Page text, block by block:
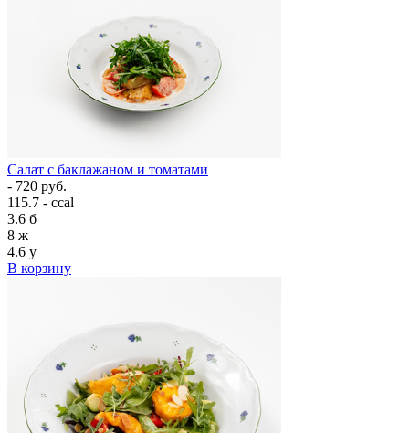
Салат с баклажаном и томатами
- 720 руб.
115.7 - ccal
3.6 б
8 ж
4.6 у
В корзину